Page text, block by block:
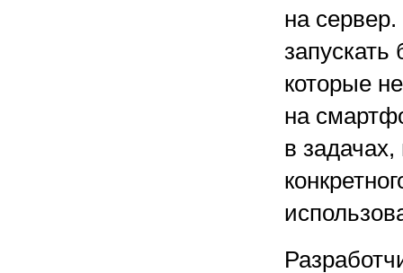
на
которые
на
в задачах,